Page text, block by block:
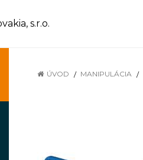
s.r.o.
ÚVOD MANIPULÁCIA